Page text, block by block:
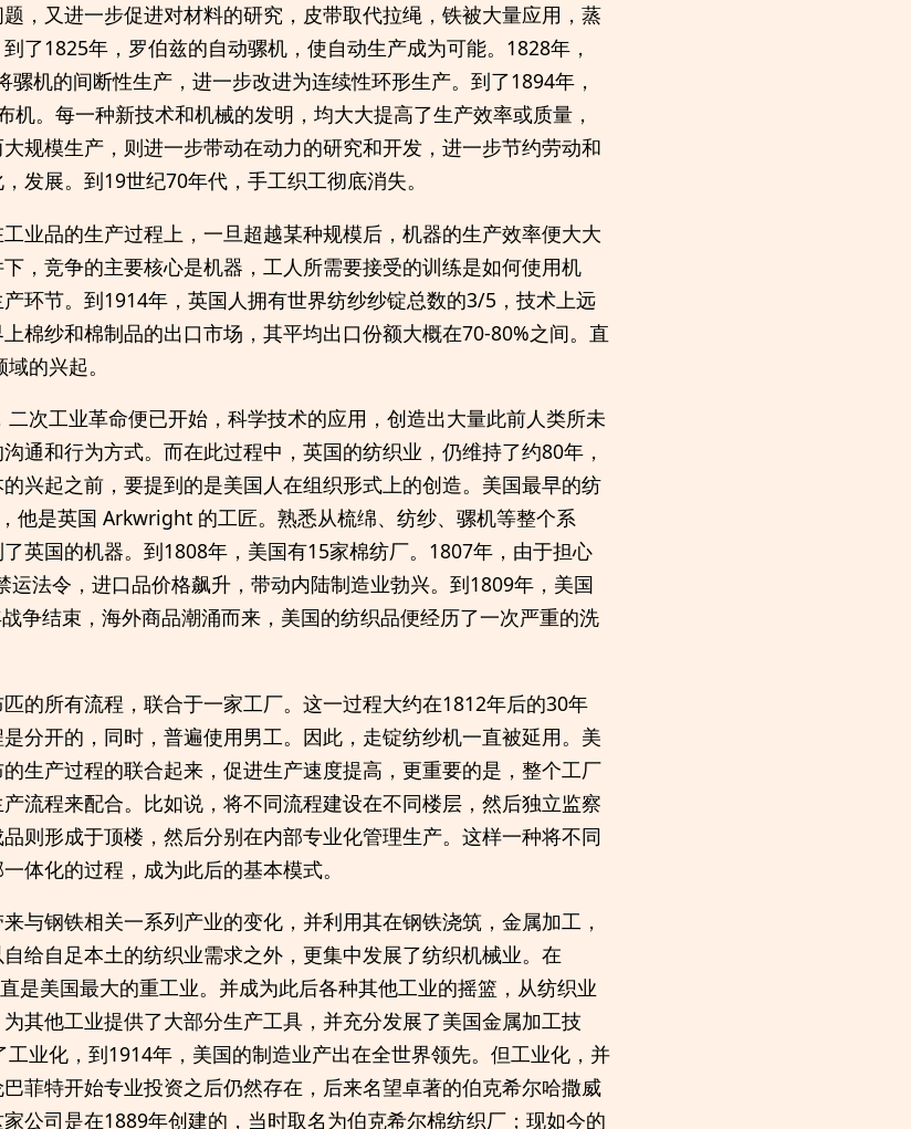
，又进一步促进对材料的研究，皮带取代拉绳，铁被大量应用，蒸
了1825年，罗伯兹的自动骡机，使自动生产成为可能。1828年，
机的间断性生产，进一步改进为连续性环形生产。到了1894年，
。每一种新技术和机械的发明，均大大提高了生产效率或质量，
规模生产，则进一步带动在动力的研究和开发，进一步节约劳动和
发展。到19世纪70年代，手工织工彻底消失。
业品的生产过程上，一旦超越某种规模后，机器的生产效率便大大
，竞争的主要核心是机器，工人所需要接受的训练是如何使用机
环节。到1914年，英国人拥有世界纺纱纱锭总数的3/5，技术上远
棉纱和棉制品的出口市场，其平均出口份额大概在70-80%之间。直
的兴起。
次工业革命便已开始，科学技术的应用，创造出大量此前人类所未
通和行为方式。而在此过程中，英国的纺织业，仍维持了约80年，
兴起之前，要提到的是美国人在组织形式上的创造。美国最早的纺
他是英国 Arkwright 的工匠。熟悉从梳绵、纺纱、骡机等整个系
英国的机器。到1808年，美国有15家棉纺厂。1807年，由于担心
运法令，进口品价格飙升，带动内陆制造业勃兴。到1809年，美国
争结束，海外商品潮涌而来，美国的纺织品便经历了一次严重的洗
的所有流程，联合于一家工厂。这一过程大约在1812年后的30年
分开的，同时，普遍使用男工。因此，走锭纺纱机一直被延用。美
生产过程的联合起来，促进生产速度提高，更重要的是，整个工厂
流程来配合。比如说，将不同流程建设在不同楼层，然后独立监察
则形成于顶楼，然后分别在内部专业化管理生产。这样一种将不同
体化的过程，成为此后的基本模式。
与钢铁相关一系列产业的变化，并利用其在钢铁浇筑，金属加工，
给自足本土的纺织业需求之外，更集中发展了纺织机械业。在
是美国最大的重工业。并成为此后各种其他工业的摇篮，从纺织业
其他工业提供了大部分生产工具，并充分发展了美国金属加工技
业化，到1914年，美国的制造业产出在全世界领先。但工业化，并
菲特开始专业投资之后仍然存在，后来名望卓著的伯克希尔哈撒威
公司是在1889年创建的，当时取名为伯克希尔棉纺织厂；现如今的